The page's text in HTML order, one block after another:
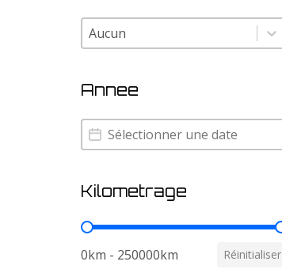
Couleur
Couleur
Annee
Annee
Annee
Kilometrage
Kilometrage
0km - 250000km Réinitialiser